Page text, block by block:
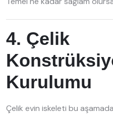
4. Çelik
Kurulumu
Çelik evin iskeleti bu